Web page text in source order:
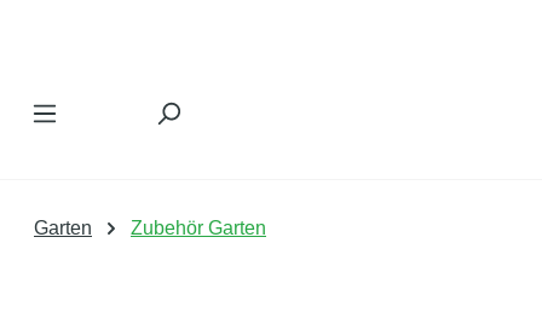
Garten Zubehör Garten